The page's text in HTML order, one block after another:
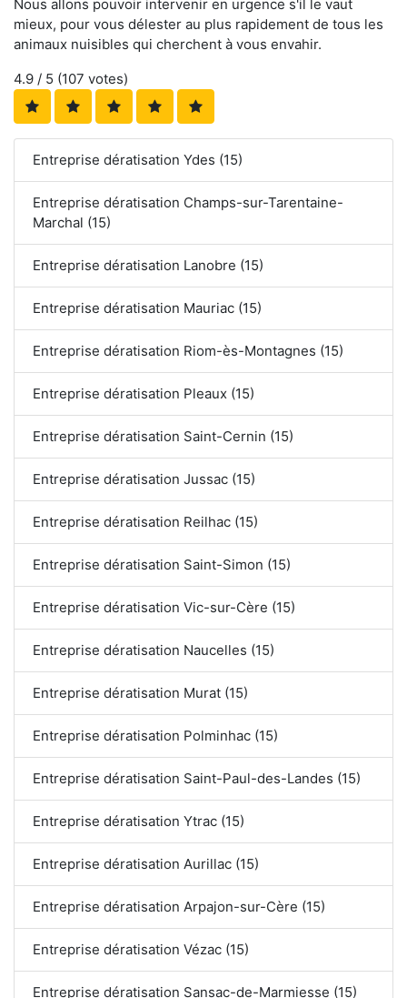
Nous allons pouvoir intervenir en urgence s'il le vaut
mieux, pour vous délester au plus rapidement de tous les
animaux nuisibles qui cherchent à vous envahir.
4.9 / 5 (107 votes)
Entreprise dératisation Ydes (15)
Entreprise dératisation Champs-sur-Tarentaine-
Marchal (15)
Entreprise dératisation Lanobre (15)
Entreprise dératisation Mauriac (15)
Entreprise dératisation Riom-ès-Montagnes (15)
Entreprise dératisation Pleaux (15)
Entreprise dératisation Saint-Cernin (15)
Entreprise dératisation Jussac (15)
Entreprise dératisation Reilhac (15)
Entreprise dératisation Saint-Simon (15)
Entreprise dératisation Vic-sur-Cère (15)
Entreprise dératisation Naucelles (15)
Entreprise dératisation Murat (15)
Entreprise dératisation Polminhac (15)
Entreprise dératisation Saint-Paul-des-Landes (15)
Entreprise dératisation Ytrac (15)
Entreprise dératisation Aurillac (15)
Entreprise dératisation Arpajon-sur-Cère (15)
Entreprise dératisation Vézac (15)
Entreprise dératisation Sansac-de-Marmiesse (15)